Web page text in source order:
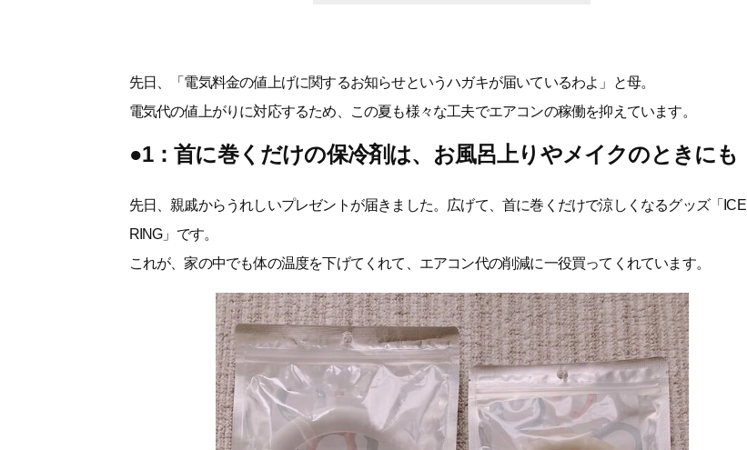
先日、「電気料金の値上げに関するお知らせというハガキが届いているわよ」と母。
電気代の値上がりに対応するため、この夏も様々な工夫でエアコンの稼働を抑えています。
●1：首に巻くだけの保冷剤は、お風呂上りやメイクのときにも
先日、親戚からうれしいプレゼントが届きました。広げて、首に巻くだけで涼しくなるグッズ「ICE
RING」です。
これが、家の中でも体の温度を下げてくれて、エアコン代の削減に一役買ってくれています。